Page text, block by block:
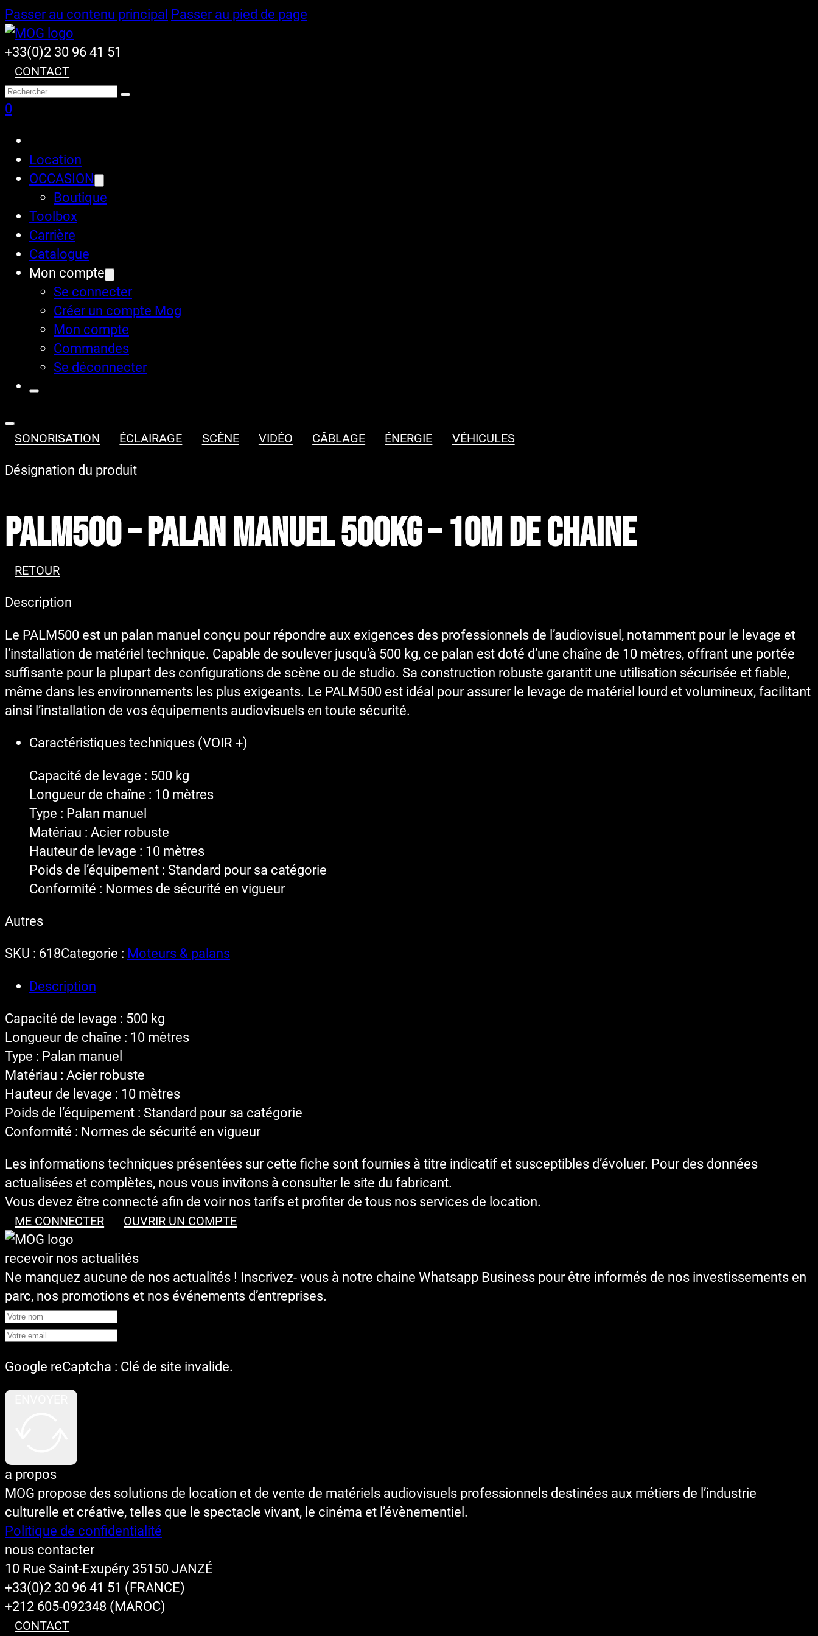
Passer au contenu principal Passer au pied de page
+33(0)2 30 96 41 51
CONTACT
Rechercher
0
Location
OCCASION
Boutique
Toolbox
Carrière
Catalogue
Mon compte
Se connecter
Créer un compte Mog
Mon compte
Commandes
Se déconnecter
SONORISATION ÉCLAIRAGE SCÈNE VIDÉO CÂBLAGE ÉNERGIE VÉHICULES
Désignation du produit
PALM500 – Palan manuel 500kg – 10m de chaine
RETOUR
Description
Le PALM500 est un palan manuel conçu pour répondre aux exigences des professionnels de l’audiovisuel, notamment pour le levage et
l’installation de matériel technique. Capable de soulever jusqu’à 500 kg, ce palan est doté d’une chaîne de 10 mètres, offrant une portée
suffisante pour la plupart des configurations de scène ou de studio. Sa construction robuste garantit une utilisation sécurisée et fiable,
même dans les environnements les plus exigeants. Le PALM500 est idéal pour assurer le levage de matériel lourd et volumineux, facilitant
ainsi l’installation de vos équipements audiovisuels en toute sécurité.
Caractéristiques techniques (VOIR +)
Capacité de levage : 500 kg
Longueur de chaîne : 10 mètres
Type : Palan manuel
Matériau : Acier robuste
Hauteur de levage : 10 mètres
Poids de l’équipement : Standard pour sa catégorie
Conformité : Normes de sécurité en vigueur
Autres
SKU : 618Categorie : Moteurs & palans
Description
Capacité de levage : 500 kg
Longueur de chaîne : 10 mètres
Type : Palan manuel
Matériau : Acier robuste
Hauteur de levage : 10 mètres
Poids de l’équipement : Standard pour sa catégorie
Conformité : Normes de sécurité en vigueur
Les informations techniques présentées sur cette fiche sont fournies à titre indicatif et susceptibles d’évoluer. Pour des données
actualisées et complètes, nous vous invitons à consulter le site du fabricant.
Vous devez être connecté afin de voir nos tarifs et profiter de tous nos services de location.
ME CONNECTER OUVRIR UN COMPTE
recevoir nos actualités
Ne manquez aucune de nos actualités ! Inscrivez- vous à notre chaine Whatsapp Business pour être informés de nos investissements en
parc, nos promotions et nos événements d’entreprises.
Google reCaptcha : Clé de site invalide.
a propos
MOG propose des solutions de location et de vente de matériels audiovisuels professionnels destinées aux métiers de l’industrie
culturelle et créative, telles que le spectacle vivant, le cinéma et l’évènementiel.
Politique de confidentialité
nous contacter
10 Rue Saint-Exupéry 35150 JANZÉ
+33(0)2 30 96 41 51 (FRANCE)
+212 605-092348 (MAROC)
CONTACT